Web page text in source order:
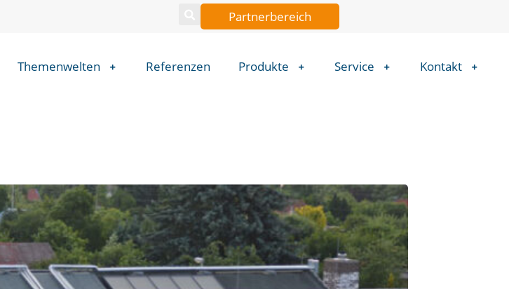
Partnerbereich
Themenwelten Referenzen Produkte Service Kontakt